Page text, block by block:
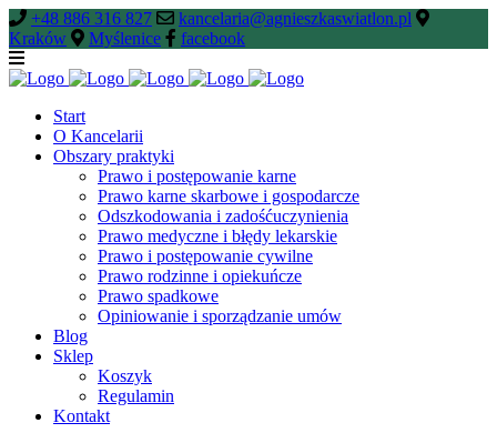
+48 886 316 827
kancelaria@agnieszkaswiatlon.pl
Kraków
Myślenice facebook
Start
O Kancelarii
Obszary praktyki
Prawo i postępowanie karne
Prawo karne skarbowe i gospodarcze
Odszkodowania i zadośćuczynienia
Prawo medyczne i błędy lekarskie
Prawo i postępowanie cywilne
Prawo rodzinne i opiekuńcze
Prawo spadkowe
Opiniowanie i sporządzanie umów
Blog
Sklep
Koszyk
Regulamin
Kontakt